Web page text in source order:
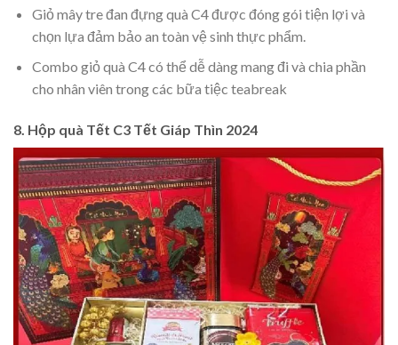
Giỏ mây tre đan đựng quà C4 được đóng gói tiện lợi và
chọn lựa đảm bảo an toàn vệ sinh thực phẩm.
Combo giỏ quà C4 có thể dễ dàng mang đi và chia phần
cho nhân viên trong các bữa tiệc teabreak
8. Hộp quà Tết C3 Tết Giáp Thìn 2024